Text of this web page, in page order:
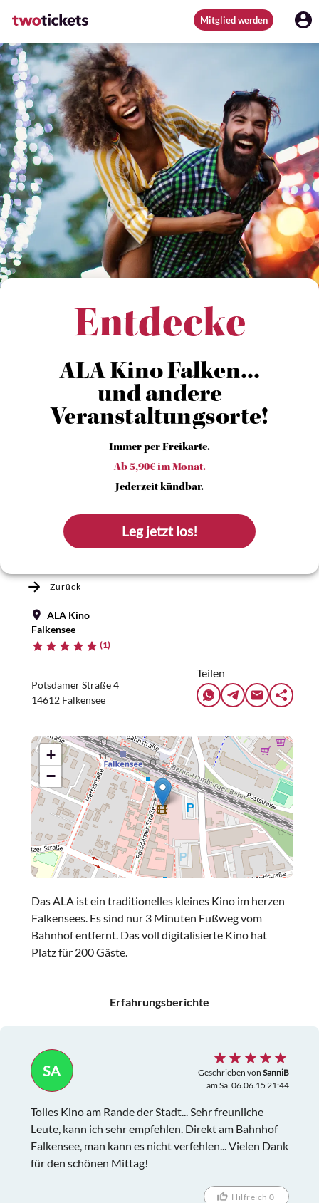
Mitglied werden
Entdecke
ALA Kino Falken...
und andere
Veranstaltungsorte!
Immer per Freikarte.
Ab 5,90€ im Monat.
Jederzeit kündbar.
Leg jetzt los!
Zurück
ALA Kino
Falkensee
(1)
Potsdamer Straße 4
14612 Falkensee
Teilen
+
−
Das ALA ist ein traditionelles kleines Kino im herzen
Falkensees. Es sind nur 3 Minuten Fußweg vom
Bahnhof entfernt. Das voll digitalisierte Kino hat
Platz für 200 Gäste.
Erfahrungsberichte
SA Geschrieben von SanniB
am Sa. 06.06.15 21:44
Tolles Kino am Rande der Stadt... Sehr freunliche
Leute, kann ich sehr empfehlen. Direkt am Bahnhof
Falkensee, man kann es nicht verfehlen... Vielen Dank
für den schönen Mittag!
Hilfreich 0